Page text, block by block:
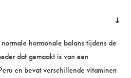
hormonale balans tijdens de
dat gemaakt is van een
en bevat verschillende vitaminen